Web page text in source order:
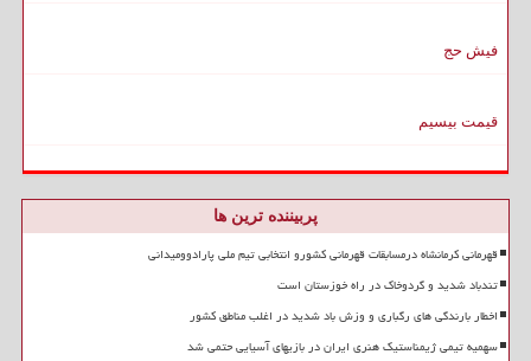
فیش حج
قیمت بیسیم
پربیننده ترین ها
قهرمانی کرمانشاه درمسابقات قهرمانی کشورو انتخابی تیم ملی پارادوومیدانی
تندباد شدید و گردوخاک در راه خوزستان است
اخطار بارندگی های رگباری و وزش باد شدید در اغلب مناطق کشور
سهمیه تیمی ژیمناستیک هنری ایران در بازیهای آسیایی حتمی شد